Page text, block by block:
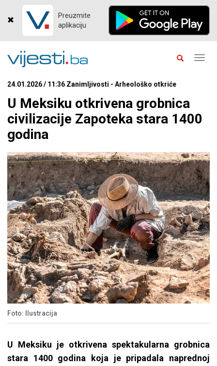
Preuzmite
aplikaciju
24.01.2026 / 11:36 Zanimljivosti - Arheološko otkriće
U Meksiku otkrivena grobnica
civilizacije Zapoteka stara 1400
godina
Foto: Ilustracija
U Meksiku je otkrivena spektakularna grobnica
stara 1400 godina koja je pripadala naprednoj